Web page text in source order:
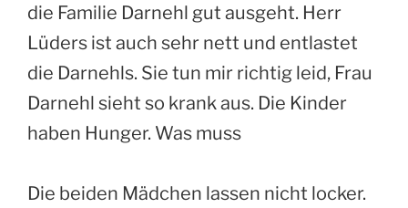
die Familie Darnehl gut ausgeht. Herr
Lüders ist auch sehr nett und entlastet
die Darnehls. Sie tun mir richtig leid, Frau
Darnehl sieht so krank aus. Die Kinder
haben Hunger. Was muss
Die beiden Mädchen lassen nicht locker.